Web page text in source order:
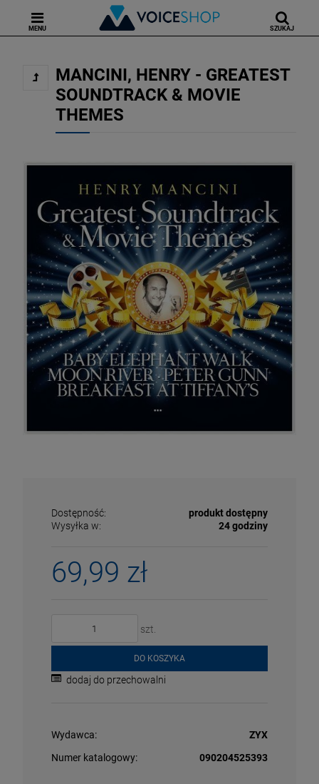
MENU SZUKAJ
MANCINI, HENRY - GREATEST
SOUNDTRACK & MOVIE
THEMES
Dostępność:
produkt dostępny
Wysyłka w:
24 godziny
69,99 zł
szt.
DO KOSZYKA
dodaj do przechowalni
Wydawca:
ZYX
Numer katalogowy:
090204525393